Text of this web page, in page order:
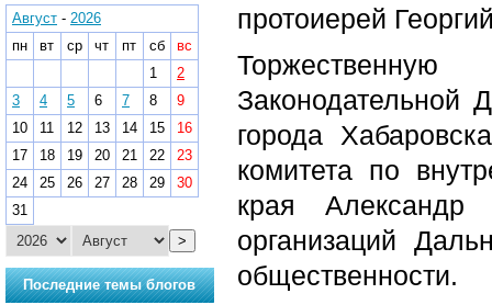
протоиерей
Законодательной
города
комитета по
края Александр
организаций
общественности.
Август - 2026
пн
вт ср чт пт сб
вс
1
2
3
4 5 6 7 8
9
10
11 12 13 14 15
16
17
18 19 20 21 22
23
24
25 26 27 28 29
30
31
>
Последние темы блогов